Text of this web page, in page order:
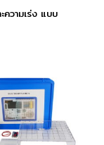
ความเร่ง แบบ